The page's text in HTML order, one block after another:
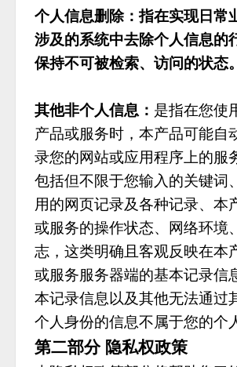
个人信息删除：指在实现日常
涉及的系统中去除个人信息的
保持不可被检索、访问的状态。
其他非个人信息： 是指在您使
产品或服务时，本产品可能自
录您的网站或应用程序上的服
包括但不限于您输入的关键词
用的网页记录及各种记录、本
或服务的操作状态、网络环境
志，这类明确且客观反映在本
或服务服务器端的基本记录信
本记录信息以及其他无法通过
个人身份的信息不属于您的个
第二部分 隐私权政策